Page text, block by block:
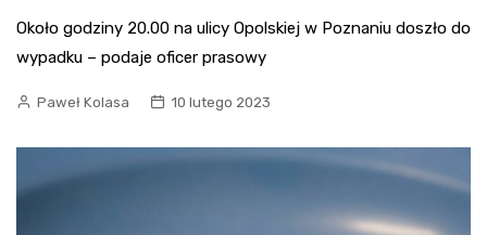
Około godziny 20.00 na ulicy Opolskiej w Poznaniu doszło do
wypadku – podaje oficer prasowy
Paweł Kolasa 10 lutego 2023